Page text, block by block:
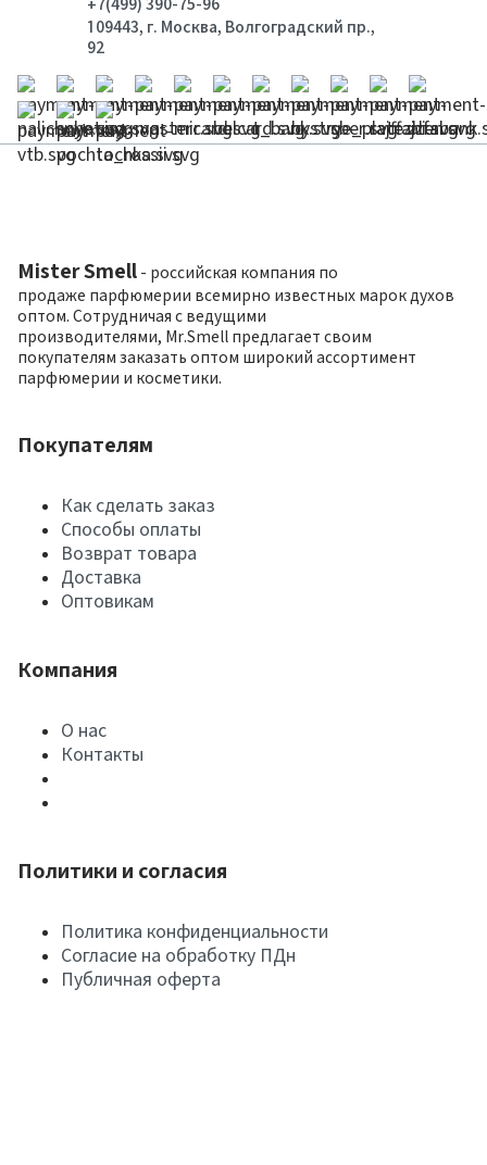
109443, г. Москва, Волгоградский пр.,
92
Mister Smell - российская компания по
продаже парфюмерии всемирно известных марок духов
оптом. Сотрудничая с ведущими
производителями, Mr.Smell предлагает своим
покупателям заказать оптом широкий ассортимент
парфюмерии и косметики.
Покупателям
Как сделать заказ
Способы оплаты
Возврат товара
Доставка
Оптовикам
Компания
О нас
Контакты
Политики и согласия
Политика конфиденциальности
Согласие на обработку ПДн
Публичная оферта